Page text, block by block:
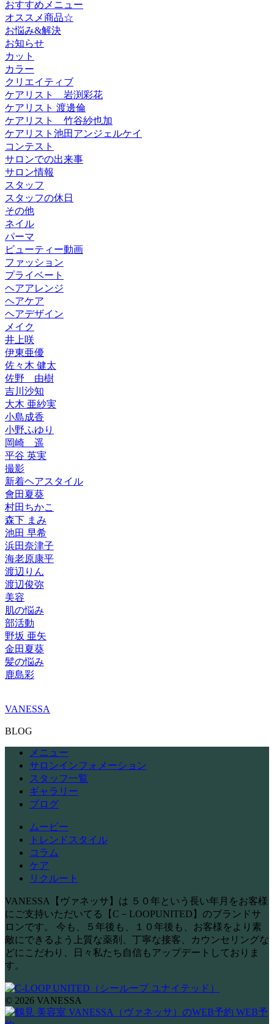
おすすめメニュー
オススメ商品☆
お悩み&解決
お知らせ
カット
カラー
クリエイティブ
ケアリスト 岩渕彩花
ケアリスト 渡邊倫
ケアリスト 竹谷紗也加
ケアリスト池田アンジェルケイ
コンテスト
サロンでの出来事
サロン情報
スタッフ
スタッフの休日
その他
ネイル
パーマ
ビューティー動画
ファッション
プライベート
ヘアアレンジ
ヘアケア
ヘアデザイン
メイク
井上咲
伊東亜優
佐々木 健太
佐野 由樹
吉川沙知
大木 亜紗実
小島成香
小野ふゆり
岡崎 遥
平谷 英実
撮影
新着ヘアスタイル
會田夏葵
村田ちかこ
森下 まみ
池田 早希
浜田奈津子
海老原康平
渡辺りん
渡辺俊弥
美容
肌の悩み
部活動
野坂 亜矢
金田夏葵
髪の悩み
鹿島彩
VANESSA
BLOG
メニュー
サロンインフォメーション
スタッフ一覧
ギャラリー
ブログ
ムービー
トレンドスタイル
コラム
ケア
リクルート
VANESSA【ヴァネッサ】は ５０年という長い年月をお客様
にご支持いただいてる【C－LOOPUNITED】のブランドサ
ロンです。 今も、５年後も、１０年後も、お客様をより素
敵にできるよう上質な薬剤、丁寧な接客、カウンセリングな
どにこだわり、日々私たち自信もアップデートしておりま
す。
© 2026 VANESSA
WEB予